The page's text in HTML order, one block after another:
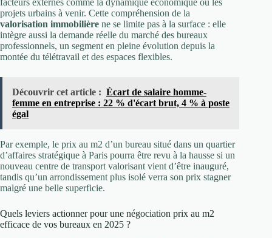
facteurs externes comme la dynamique économique ou les
projets urbains à venir. Cette compréhension de la
valorisation immobilière ne se limite pas à la surface : elle
intègre aussi la demande réelle du marché des bureaux
professionnels, un segment en pleine évolution depuis la
montée du télétravail et des espaces flexibles.
Découvrir cet article : Écart de salaire homme-
femme en entreprise : 22 % d'écart brut, 4 % à poste
égal
Par exemple, le prix au m2 d’un bureau situé dans un quartier
d’affaires stratégique à Paris pourra être revu à la hausse si un
nouveau centre de transport valorisant vient d’être inauguré,
tandis qu’un arrondissement plus isolé verra son prix stagner
malgré une belle superficie.
Quels leviers actionner pour une négociation prix au m2
efficace de vos bureaux en 2025 ?